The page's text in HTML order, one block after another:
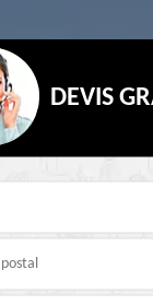
de toiture
DEVIS